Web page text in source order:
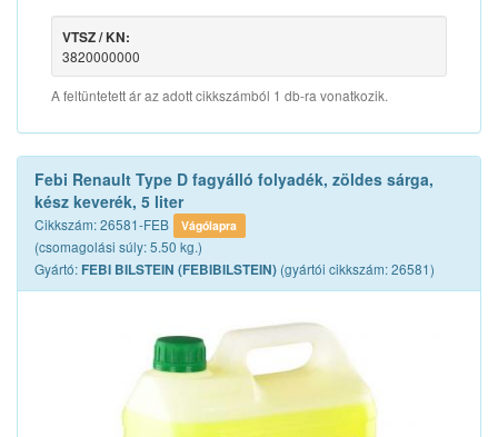
VTSZ / KN:
3820000000
A feltüntetett ár az adott cikkszámból 1 db-ra vonatkozik.
Febi Renault Type D fagyálló folyadék, zöldes sárga,
kész keverék, 5 liter
Cikkszám: 26581-FEB Vágólapra
(csomagolási súly: 5.50 kg.)
Gyártó: FEBI BILSTEIN (FEBIBILSTEIN) (gyártói cikkszám: 26581)